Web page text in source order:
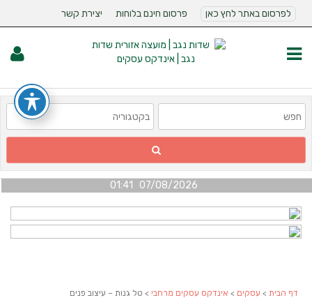
לפרסום באתר לחץ כאן פרסום חינם בלוחות יצירת קשר
07/08/2026 01:41
דף הבית > עסקים > אינדקס עסקים מרחבי > טל גנות – עיצוב פנים